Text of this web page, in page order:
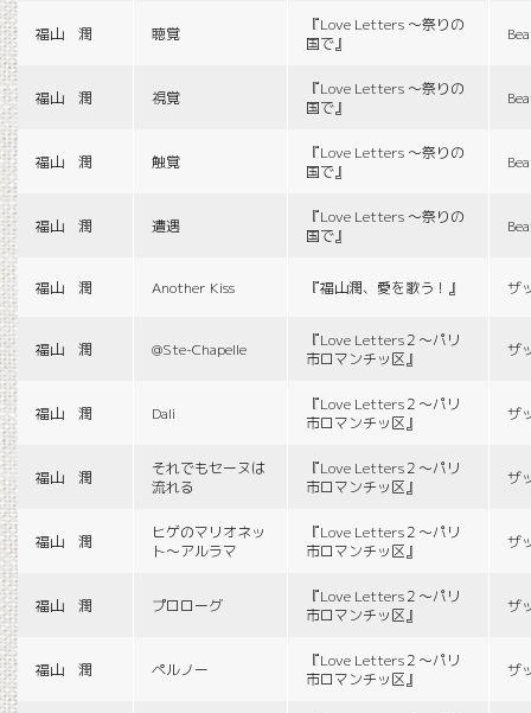
福山 潤 聴覚
『Love Letters 〜祭りの
国で』
福山 潤 視覚
『Love Letters 〜祭りの
国で』
福山 潤 触覚
『Love Letters 〜祭りの
国で』
福山 潤 遭遇
『Love Letters 〜祭りの
国で』
福山 潤 Another Kiss 『福山潤、愛を歌う！』 ザ
福山 潤 @Ste-Chapelle
『Love Letters２〜パリ
市ロマンチッ区』
ザ
福山 潤 Dali
『Love Letters２〜パリ
市ロマンチッ区』
ザ
福山 潤
それでもセーヌは
流れる
『Love Letters２〜パリ
市ロマンチッ区』
ザ
福山 潤
ヒゲのマリオネッ
ト〜アルラマ
『Love Letters２〜パリ
市ロマンチッ区』
ザ
福山 潤 プロローグ
『Love Letters２〜パリ
市ロマンチッ区』
ザ
福山 潤 ペルノー
『Love Letters２〜パリ
市ロマンチッ区』
ザ